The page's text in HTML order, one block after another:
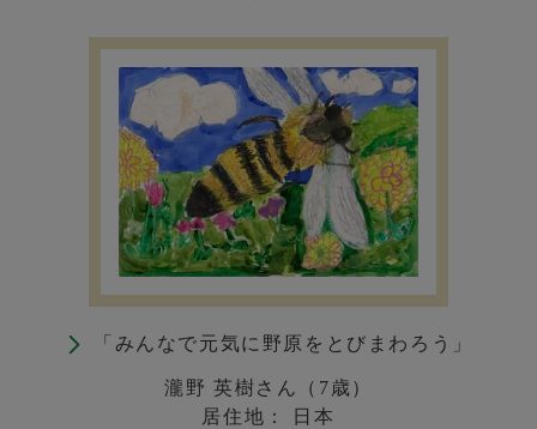
「みんなで元気に野原をとびまわろう」
瀧野 英樹さん（7歳）
居住地： 日本